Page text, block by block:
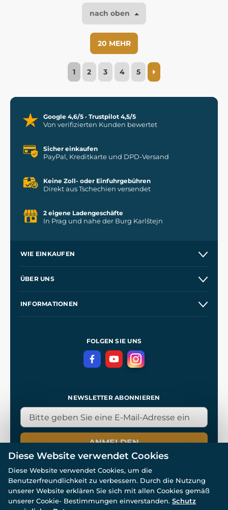
nach oben
20 MEHR
1 2 3 4 5
Google 4,6/5 · Trustpilot 4,5/5
Von verifizierten Kunden bewertet
Sicher einkaufen
PayPal, Kreditkarte und DPD-Versand
Keine Zoll- oder Einfuhrgebühren
Direkt aus Tschechien versendet
2 eigene Ladengeschäfte
In Prag und nahe der Burg Karlštejn
WIE EINKAUFEN
Kontakt
ÜBER UNS
INFORMATIONEN
DatenschutzerklärungFOLGEN SIE UNS
NEWSLETTER ABONNIEREN
ANMELDEN
© Alle Rechte vorbehalten. www.wulflund.de 2007-2026.
Diese Website verwendet Cookies
Diese Website verwendet Cookies, um die
Benutzerfreundlichkeit zu verbessern. Durch die Nutzung
unserer Website erklären Sie sich mit allen Cookies gemäß
unserer Cookie- Bestimmungen einverstanden. Schutz